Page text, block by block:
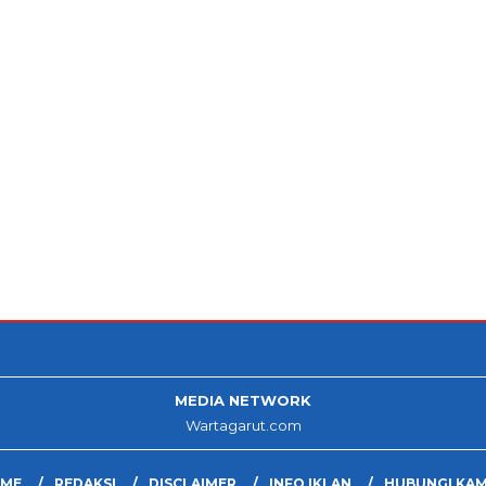
MEDIA NETWORK
Wartagarut.com